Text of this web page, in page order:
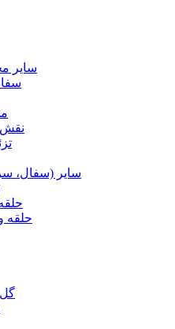
سایر
نقش
سایر (سفال،
حلقه